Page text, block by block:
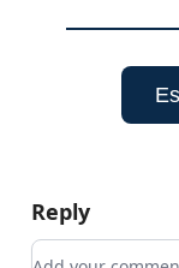
Reply
Add your